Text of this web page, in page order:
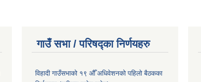
गाउँ सभा / परिषद्का निर्णयहरु
विहादी गाउँसभाको १९ औँ अधिवेशनको पहिलो बैठकका